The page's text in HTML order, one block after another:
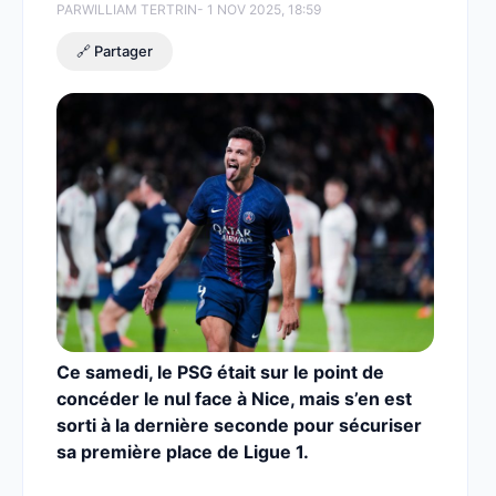
PARWILLIAM TERTRIN- 1 NOV 2025, 18:59
🔗 Partager
Ce samedi, le PSG était sur le point de
concéder le nul face à Nice, mais s’en est
sorti à la dernière seconde pour sécuriser
sa première place de Ligue 1.